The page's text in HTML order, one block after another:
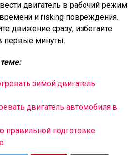
двигатель в рабочий режим
и risking повреждения.
движение сразу, избегайте
первые минуты.
зимой двигатель
двигатель автомобиля в
правильной подготовке